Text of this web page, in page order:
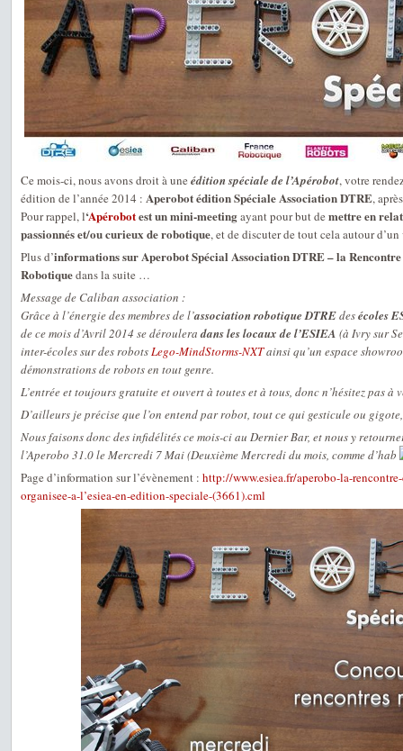
Ce mois-ci, nous avons droit à une édition spéciale de l’Apérobot, votre
édition de l’année 2014 : Aperobot édition Spéciale Association DTRE,
Pour rappel, l‘Apérobotest un mini-meetingayant pour but de mettre en
passionnés et/ou curieux de robotique, et de discuter de tout cela autour d’un
Plus d’informations sur Aperobot Spécial Association DTRE – la Rencontre
Robotiquedans la suite …
Message de Caliban association :
Grâce à l’énergie des membres de l’association robotique DTREdesécoles
de ce mois d’Avril 2014 se dérouleradans les locaux de l’ESIEA (à Ivry sur
inter-écoles sur des robotsLego-MindStorms-NXTainsi qu’un espace
démonstrations de robots en tout genre.
L’entrée et toujours gratuite et ouvert à toutes et à tous, donc n’hésitez pas à
D’ailleurs je précise que l’on entend par robot, tout ce qui gesticule ou
Nous faisons donc des infidélités ce mois-ci au Dernier Bar, et nous y
l’Aperobo 31.0 le Mercredi 7 Mai (Deuxième Mercredi du mois, comme d’hab
Page d’information sur l’évènement : http://www.esiea.fr/aperobo-la-
organisee-a-l’esiea-en-edition-speciale-(3661).cml